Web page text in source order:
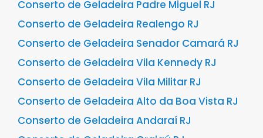
Conserto de Geladeira Padre Miguel RJ
Conserto de Geladeira Realengo RJ
Conserto de Geladeira Senador Camará RJ
Conserto de Geladeira Vila Kennedy RJ
Conserto de Geladeira Vila Militar RJ
Conserto de Geladeira Alto da Boa Vista RJ
Conserto de Geladeira Andaraí RJ